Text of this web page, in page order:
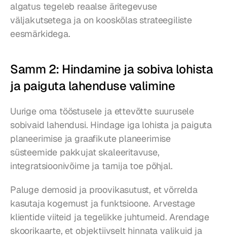
algatus tegeleb reaalse äritegevuse
väljakutsetega ja on kooskõlas strateegiliste
eesmärkidega.
Samm 2: Hindamine ja sobiva lohista
ja paiguta lahenduse valimine
Uurige oma tööstusele ja ettevõtte suurusele
sobivaid lahendusi. Hindage iga lohista ja paiguta
planeerimise ja graafikute planeerimise
süsteemide pakkujat skaleeritavuse,
integratsioonivõime ja tarnija toe põhjal.
Paluge demosid ja proovikasutust, et võrrelda
kasutaja kogemust ja funktsioone. Arvestage
klientide viiteid ja tegelikke juhtumeid. Arendage
skoorikaarte, et objektiivselt hinnata valikuid ja